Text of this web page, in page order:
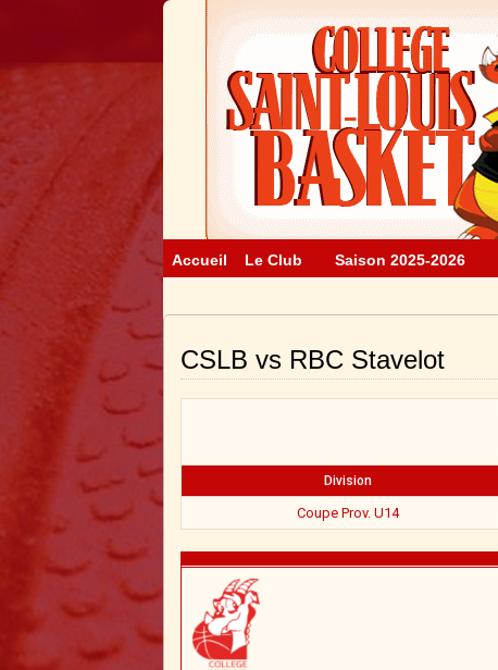
Accueil Le Club Saison 2025-2026
CSLB vs RBC Stavelot
Division
Coupe Prov. U14